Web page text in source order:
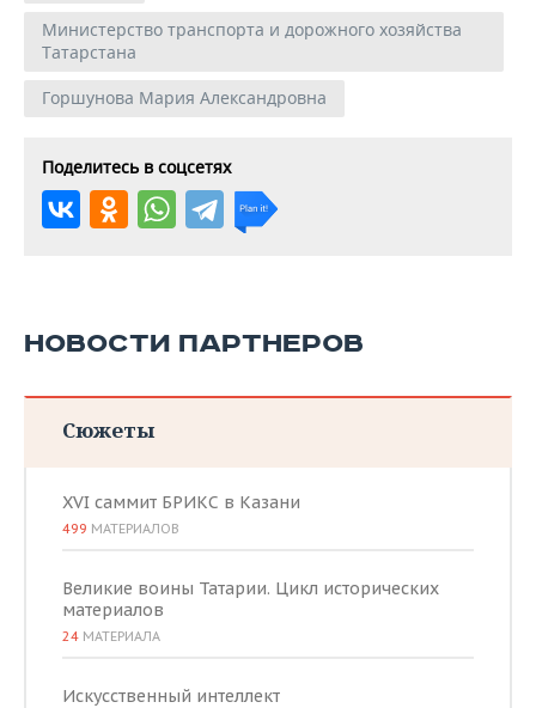
Министерство транспорта и дорожного хозяйства
Татарстана
Горшунова Мария Александровна
Поделитесь в соцсетях
НОВОСТИ ПАРТНЕРОВ
Сюжеты
XVI саммит БРИКС в Казани
499 МАТЕРИАЛОВ
Великие воины Татарии. Цикл исторических
материалов
24 МАТЕРИАЛА
Искусственный интеллект